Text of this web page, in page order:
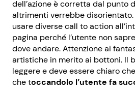
dell’azione è corretta dal punto
altrimenti verrebbe
usare diverse call to action
pagina perché l’utente non
dove andare. Attenzione ai
artistiche in merito ai bottoni. Il
leggere e deve essere chiaro
che toccandolo l’utente fa